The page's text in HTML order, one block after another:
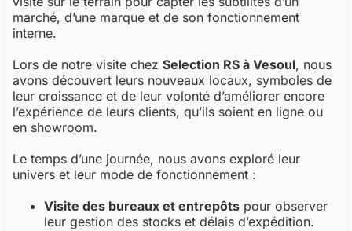
marché, d’une marque et de son fonctionnement
interne.
Lors de notre visite chezSelection RS à Vesoul, nous
avons découvert leurs nouveaux locaux, symboles de
leur croissance et de leur volonté d’améliorer encore
l’expérience de leurs clients, qu’ils soient en ligne ou
en showroom.
Le temps d’une journée, nous avons exploré leur
univers et leur mode de fonctionnement :
Visite des bureaux et entrepôts pour observer
leur gestion des stocks et délais d’expédition.